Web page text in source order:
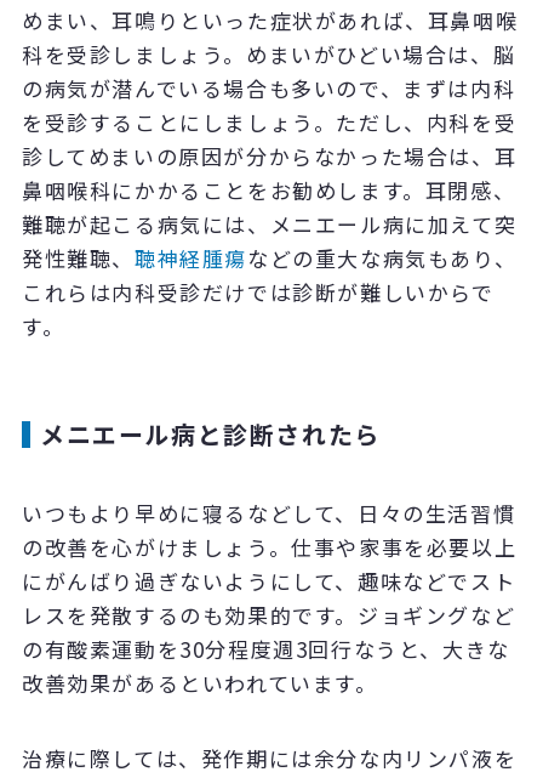
めまい、耳鳴りといった症状があれば、耳鼻咽喉
科を受診しましょう。めまいがひどい場合は、脳
の病気が潜んでいる場合も多いので、まずは内科
を受診することにしましょう。ただし、内科を受
診してめまいの原因が分からなかった場合は、耳
鼻咽喉科にかかることをお勧めします。耳閉感、
難聴が起こる病気には、メニエール病に加えて突
発性難聴、 聴神経腫瘍などの重大な病気もあり、
これらは内科受診だけでは診断が難しいからで
す。
メニエール病と診断されたら
いつもより早めに寝るなどして、日々の生活習慣
の改善を心がけましょう。仕事や家事を必要以上
にがんばり過ぎないようにして、趣味などでスト
レスを発散するのも効果的です。ジョギングなど
の有酸素運動を30分程度週3回行なうと、大きな
改善効果があるといわれています。
治療に際しては、発作期には余分な内リンパ液を